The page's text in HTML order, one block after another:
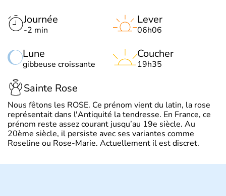
Journée
-2 min
Lune
gibbeuse croissante
Lever
06h06
Coucher
19h35
Sainte Rose
Nous fêtons les ROSE. Ce prénom vient du latin, la rose
représentait dans l'Antiquité la tendresse. En France, ce
prénom reste assez courant jusqu’au 19e siècle. Au
20ème siècle, il persiste avec ses variantes comme
Roseline ou Rose-Marie. Actuellement il est discret.